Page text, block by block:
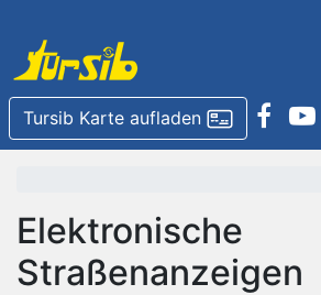
Tursib Karte aufladen
Elektronische
Straßenanzeigen